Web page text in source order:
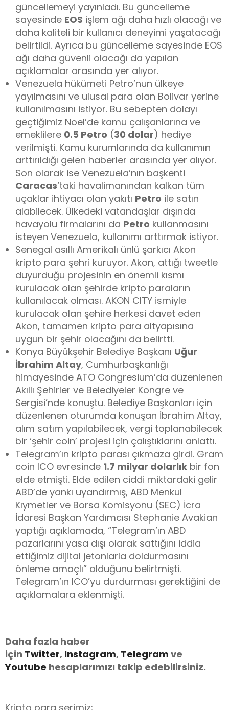
güncellemeyi yayınladı. Bu güncelleme
sayesinde EOS işlem ağı daha hızlı olacağı ve
daha kaliteli bir kullanıcı deneyimi yaşatacağı
belirtildi. Ayrıca bu güncelleme sayesinde EOS
ağı daha güvenli olacağı da yapılan
açıklamalar arasında yer alıyor.
Venezuela hükümeti Petro’nun ülkeye
yayılmasını ve ulusal para olan Bolivar yerine
kullanılmasını istiyor. Bu sebepten dolayı
geçtiğimiz Noel’de kamu çalışanlarına ve
emeklilere 0.5 Petro (30 dolar) hediye
verilmişti. Kamu kurumlarında da kullanımın
arttırıldığı gelen haberler arasında yer alıyor.
Son olarak ise Venezuela’nın başkenti
Caracas‘taki havalimanından kalkan tüm
uçaklar ihtiyacı olan yakıtı Petro ile satın
alabilecek. Ülkedeki vatandaşlar dışında
havayolu firmalarını da Petro kullanmasını
isteyen Venezuela, kullanımı arttırmak istiyor.
Senegal asıllı Amerikalı ünlü şarkıcı Akon
kripto para şehri kuruyor. Akon, attığı tweetle
duyurduğu projesinin en önemli kısmı
kurulacak olan şehirde kripto paraların
kullanılacak olması. AKON CITY ismiyle
kurulacak olan şehire herkesi davet eden
Akon, tamamen kripto para altyapısına
uygun bir şehir olacağını da belirtti.
Konya Büyükşehir Belediye Başkanı Uğur
İbrahim Altay, Cumhurbaşkanlığı
himayesinde ATO Congresium’da düzenlenen
Akıllı Şehirler ve Belediyeler Kongre ve
Sergisi’nde konuştu. Belediye Başkanları için
düzenlenen oturumda konuşan İbrahim Altay,
alım satım yapılabilecek, vergi toplanabilecek
bir ‘şehir coin’ projesi için çalıştıklarını anlattı.
Telegram’ın kripto parası çıkmaza girdi. Gram
coin ICO evresinde 1.7 milyar dolarlık bir fon
elde etmişti. Elde edilen ciddi miktardaki gelir
ABD’de yankı uyandırmış, ABD Menkul
Kıymetler ve Borsa Komisyonu (SEC) İcra
İdaresi Başkan Yardımcısı Stephanie Avakian
yaptığı açıklamada, “Telegram’ın ABD
pazarlarını yasa dışı olarak sattığını iddia
ettiğimiz dijital jetonlarla doldurmasını
önleme amaçlı” olduğunu belirtmişti.
Telegram’ın ICO’yu durdurması gerektiğini de
açıklamalara eklenmişti.
Daha fazla haber
için Twitter, Instagram, Telegram ve
Youtube hesaplarımızı takip edebilirsiniz.